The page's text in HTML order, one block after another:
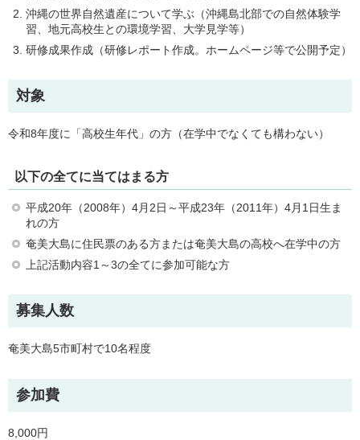
沖縄の世界自然遺産について学ぶ（沖縄島北部での自然体験学
習、地元高校生との環境学習、大学見学等）
研修成果作成（研修レポート作成。ホームページ等で公開予定）
対象
令和8年度に「高校生年代」の方（在学中でなくても構わない）
以下の全てに当てはまる方
平成20年（2008年）4月2日～平成23年（2011年）4月1日生ま
れの方
奄美大島に住民票のある方または奄美大島の高校へ在学中の方
上記活動内容1～3の全てに参加可能な方
募集人数
奄美大島5市町村で10名程度
参加費
8,000円